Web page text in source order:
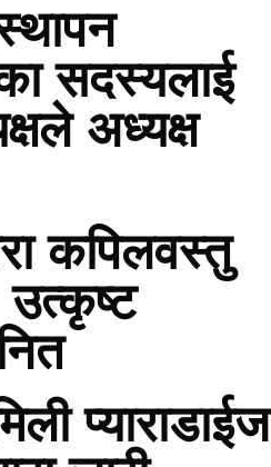
सदस्यलाई
अध्यक्ष
कपिलवस्तु
उत्कृष्ट
प्याराडाईज